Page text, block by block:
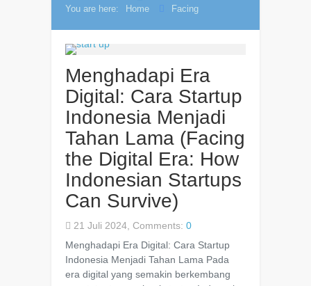
You are here: Home Facing
Menghadapi Era
Digital: Cara Startup
Indonesia Menjadi
Tahan Lama (Facing
the Digital Era: How
Indonesian Startups
Can Survive)
21 Juli 2024, Comments: 0
Menghadapi Era Digital: Cara Startup
Indonesia Menjadi Tahan Lama Pada
era digital yang semakin berkembang